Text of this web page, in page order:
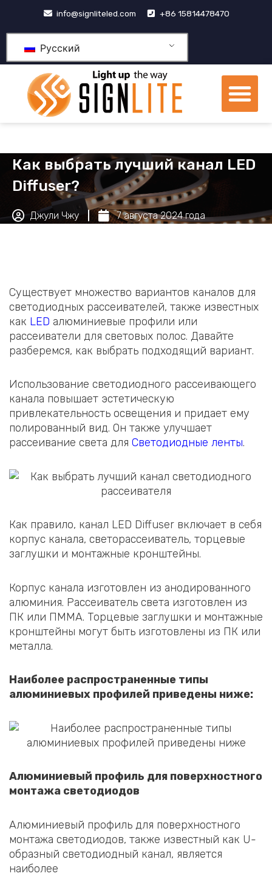
内
info@signliteled.com +86 15814478470
Русский
Как выбрать лучший канал LED
Diffuser?
Джули Чжу 7 августа 2024 года
Существует множество вариантов каналов для
светодиодных рассеивателей, также известных
как LED алюминиевые профили или
рассеиватели для световых полос. Давайте
разберемся, как выбрать подходящий вариант.
Использование светодиодного рассеивающего
канала повышает эстетическую
привлекательность освещения и придает ему
полированный вид. Он также улучшает
рассеивание света для Светодиодные ленты.
Как правило, канал LED Diffuser включает в себя
корпус канала, светорассеиватель, торцевые
заглушки и монтажные кронштейны.
Корпус канала изготовлен из анодированного
алюминия. Рассеиватель света изготовлен из
ПК или ПММА. Торцевые заглушки и монтажные
кронштейны могут быть изготовлены из ПК или
металла.
Наиболее распространенные типы
алюминиевых профилей приведены ниже:
Алюминиевый профиль для поверхностного
монтажа светодиодов
Алюминиевый профиль для поверхностного
монтажа светодиодов, также известный как U-
образный светодиодный канал, является
наиболее